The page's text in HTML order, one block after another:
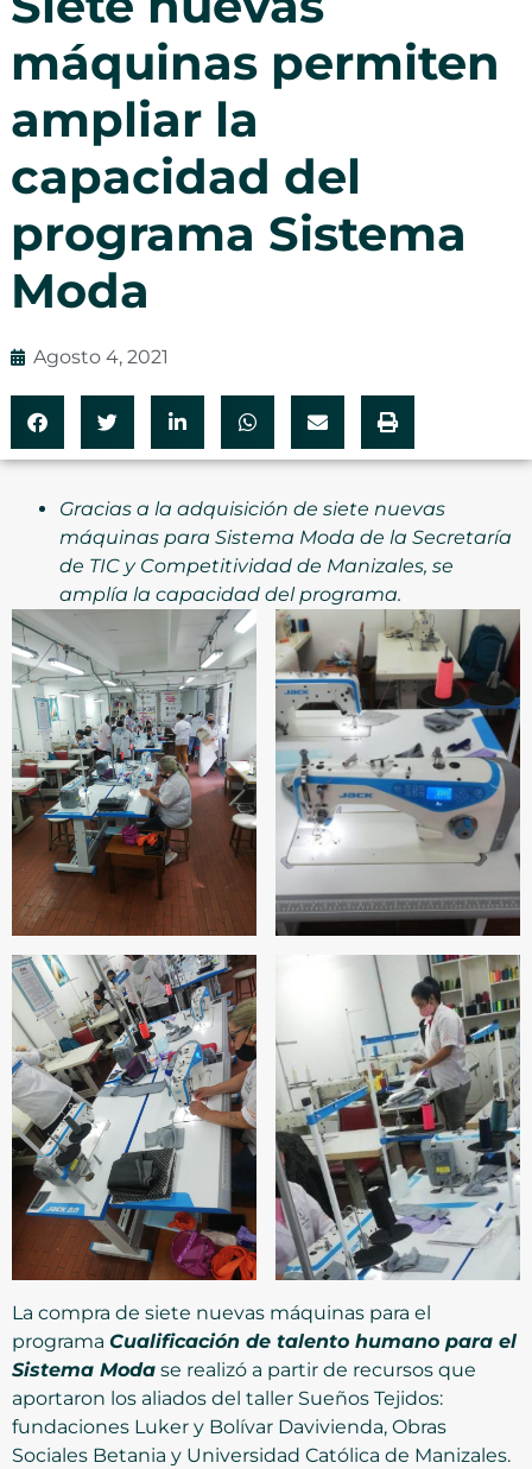
máquinas permiten
ampliar la
capacidad del
programa Sistema
Moda
Agosto 4, 2021
Gracias a la adquisición de siete nuevas
máquinas para Sistema Moda de la Secretaría
de TIC y Competitividad de Manizales, se
amplía la capacidad del programa.
La compra de siete nuevas máquinas para el
programa Cualificación de talento humano para el
Sistema Moda se realizó a partir de recursos que
aportaron los aliados del taller Sueños Tejidos:
fundaciones Luker y Bolívar Davivienda, Obras
Sociales Betania y Universidad Católica de Manizales.